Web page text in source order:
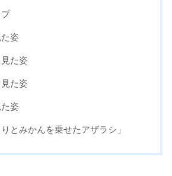
姿
た姿
た姿
姿
とみかんを乗せたアザラシ」